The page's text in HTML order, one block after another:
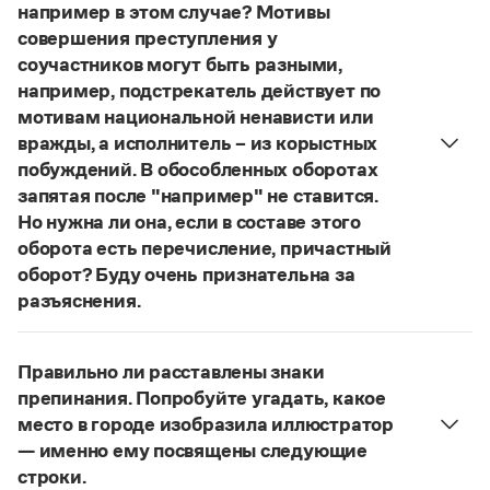
Словари русского языка как государственного
Справочники
Правила русской орфографии и пунктуации
Русский язык. Краткий теоретический курс
для школьников
Письмовник
Справочник по пунктуации
Словарь-справочник трудностей
Справочник по фразеологии
Азбучные истины
Журнал
Новости и события
Управление в русском языке
Словарь методических терминов
Правила русской орфографии и пунктуации
например в этом случае? Мотивы
совершения преступления у
соучастников могут быть разными,
например, подстрекатель действует по
мотивам национальной ненависти или
вражды, а исполнитель – из корыстных
побуждений. В обособленных оборотах
запятая после "например" не ставится.
Но нужна ли она, если в составе этого
оборота есть перечисление, причастный
оборот? Буду очень признательна за
разъяснения.
В § 94«Правил русской орфографии и пунктуации»
слова и сочетания слов, стоящие на границе
частей сложного предложения и относящиеся к
следующему за ними предложению,
не отделяются от него запятой:Послышался
Правильно ли расставлены знаки
препинания. Попробуйте угадать, какое
место в городе изобразила иллюстратор
— именно ему посвящены следующие
строки.